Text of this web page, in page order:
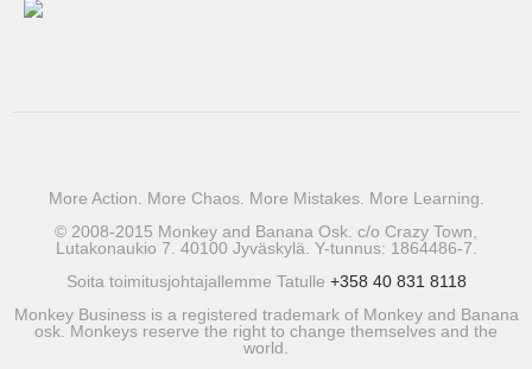
More Action. More Chaos. More Mistakes. More Learning.
© 2008-2015 Monkey and Banana Osk. c/o Crazy Town,
Lutakonaukio 7. 40100 Jyväskylä. Y-tunnus: 1864486-7.
Soita toimitusjohtajallemme Tatulle +358 40 831 8118
Monkey Business is a registered trademark of Monkey and Banana
osk. Monkeys reserve the right to change themselves and the
world.